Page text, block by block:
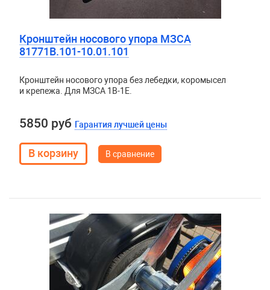
Кронштейн носового упора МЗСА
81771В.101-10.01.101
Кронштейн носового упора без лебедки, коромысел
и крепежа. Для МЗСА 1B-1E.
5850 руб Гарантия лучшей цены
В сравнение